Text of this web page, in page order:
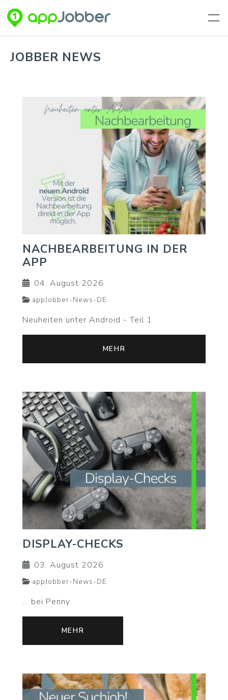
JOBBER NEWS
NACHBEARBEITUNG IN DER
APP
04. August 2026
appJobber-News-DE
Neuheiten unter Android - Teil 1
MEHR
DISPLAY-CHECKS
03. August 2026
appJobber-News-DE
... bei Penny
MEHR